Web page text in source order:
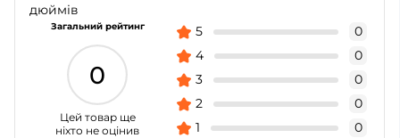
дюймів
Загальний рейтинг
0
Цей товар ще
ніхто не оцінив
5
0
4
0
3
0
2
0
1
0